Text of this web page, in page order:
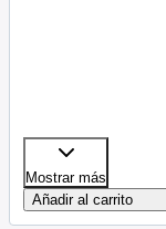
Mostrar más
Añadir al carrito